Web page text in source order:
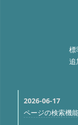
標
追
2026-06-17
ページの検索機